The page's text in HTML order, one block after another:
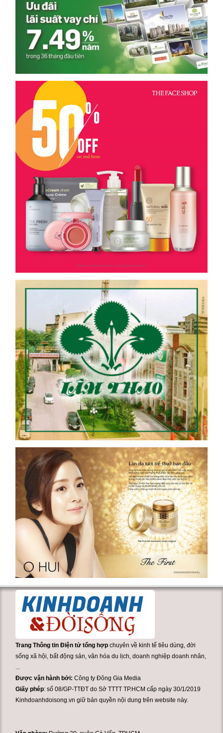
Trang Thông tin Điện tử tổng hợp chuyên về kinh tế tiêu dùng, đời
sống xã hội, bất động sản, văn hóa du lịch, doanh nghiệp doanh nhân,
Được vận hành bởi:Công ty Đông Gia Media
Giấy phép: số 08/GP-TTĐT do Sở TTTT TP.HCM cấp ngày 30/1/2019
Kinhdoanhdoisong.vn giữ bản quyền nội dung trên website này.